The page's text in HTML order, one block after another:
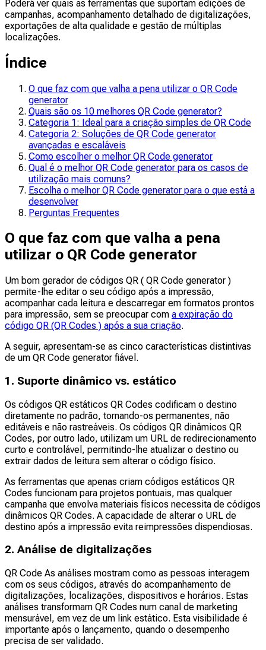
Poderá ver quais as ferramentas que suportam edições de
campanhas, acompanhamento detalhado de digitalizações,
exportações de alta qualidade e gestão de múltiplas
localizações.
Índice
O que faz com que valha a pena utilizar o QR Code
generator
Quais são os 10 melhores QR Code generator?
Categoria 1: Ideal para a criação simples de QR Code
Categoria 2: Soluções de QR Code generator
avançadas e escaláveis
Como escolher o melhor QR Code generator
Qual é o melhor QR Code generator para os casos de
utilização mais comuns?
Escolha o melhor QR Code generator para o que está a
desenvolver
Perguntas Frequentes
O que faz com que valha a pena
utilizar o QR Code generator
Um bom gerador de códigos QR ( QR Code generator )
permite-lhe editar o seu código após a impressão,
acompanhar cada leitura e descarregar em formatos prontos
para impressão, sem se preocupar com a expiração do
código QR (QR Codes ) após a sua criação.
A seguir, apresentam-se as cinco características distintivas
de um QR Code generator fiável.
1. Suporte dinâmico vs. estático
Os códigos QR estáticos QR Codes codificam o destino
diretamente no padrão, tornando-os permanentes, não
editáveis e não rastreáveis. Os códigos QR dinâmicos QR
Codes, por outro lado, utilizam um URL de redirecionamento
curto e controlável, permitindo-lhe atualizar o destino ou
extrair dados de leitura sem alterar o código físico.
As ferramentas que apenas criam códigos estáticos QR
Codes funcionam para projetos pontuais, mas qualquer
campanha que envolva materiais físicos necessita de códigos
dinâmicos QR Codes. A capacidade de alterar o URL de
destino após a impressão evita reimpressões dispendiosas.
2. Análise de digitalizações
QR Code As análises mostram como as pessoas interagem
com os seus códigos, através do acompanhamento de
digitalizações, localizações, dispositivos e horários. Estas
análises transformam QR Codes num canal de marketing
mensurável, em vez de um link estático. Esta visibilidade é
importante após o lançamento, quando o desempenho
precisa de ser validado.